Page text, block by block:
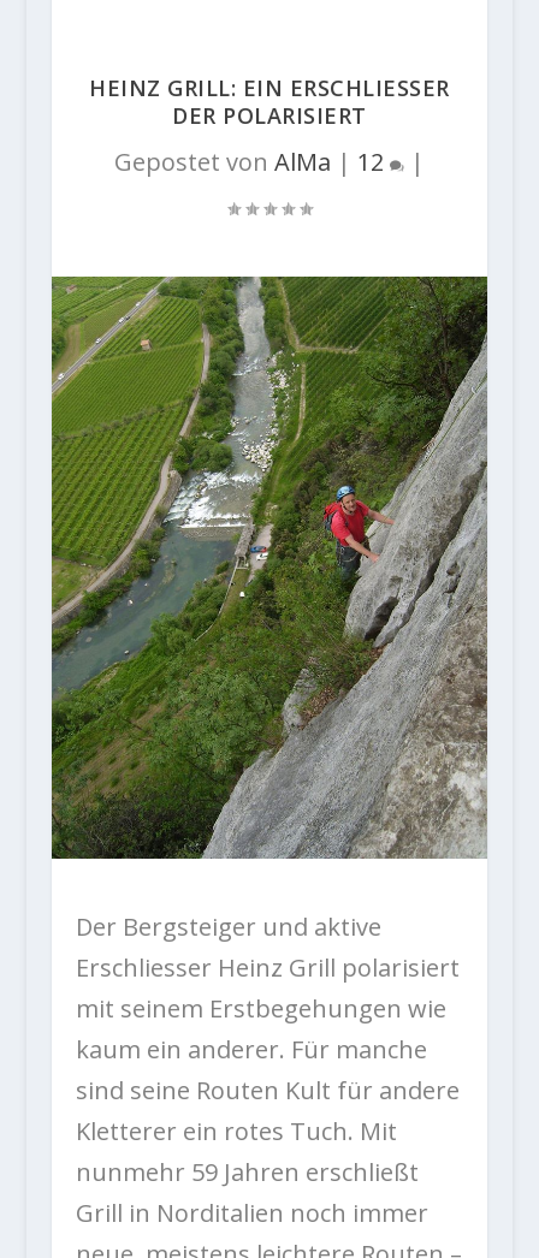
HEINZ GRILL: EIN ERSCHLIESSER
DER POLARISIERT
Gepostet von AlMa | 12 |
Der Bergsteiger und aktive
Erschliesser Heinz Grill polarisiert
mit seinem Erstbegehungen wie
kaum ein anderer. Für manche
sind seine Routen Kult für andere
Kletterer ein rotes Tuch. Mit
nunmehr 59 Jahren erschließt
Grill in Norditalien noch immer